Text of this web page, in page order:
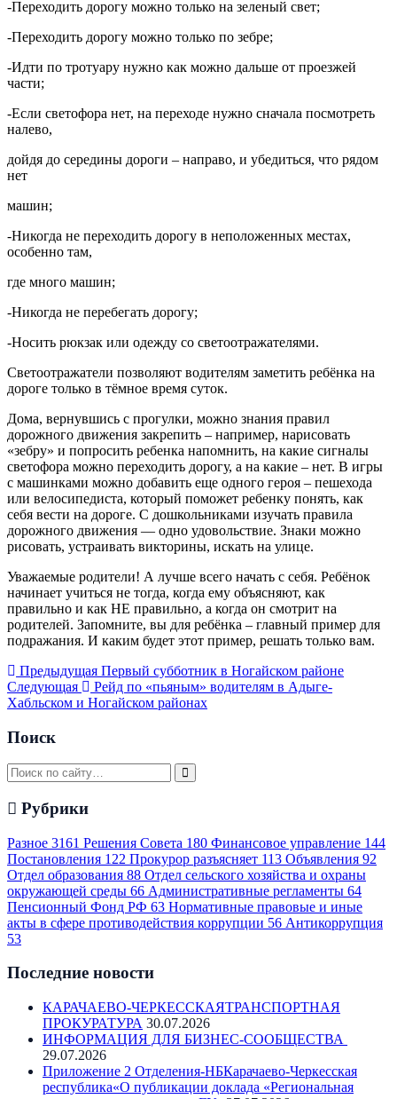
-Переходить дорогу можно только на зеленый свет;
-Переходить дорогу можно только по зебре;
-Идти по тротуару нужно как можно дальше от проезжей
части;
-Если светофора нет, на переходе нужно сначала посмотреть
налево,
дойдя до середины дороги – направо, и убедиться, что рядом
нет
машин;
-Никогда не переходить дорогу в неположенных местах,
особенно там,
где много машин;
-Никогда не перебегать дорогу;
-Носить рюкзак или одежду со светоотражателями.
Светоотражатели позволяют водителям заметить ребёнка на
дороге только в тёмное время суток.
Дома, вернувшись с прогулки, можно знания правил
дорожного движения закрепить – например, нарисовать
«зебру» и попросить ребенка напомнить, на какие сигналы
светофора можно переходить дорогу, а на какие – нет. В игры
с машинками можно добавить еще одного героя – пешехода
или велосипедиста, который поможет ребенку понять, как
себя вести на дороге. С дошкольниками изучать правила
дорожного движения — одно удовольствие. Знаки можно
рисовать, устраивать викторины, искать на улице.
Уважаемые родители! А лучше всего начать с себя. Ребёнок
начинает учиться не тогда, когда ему объясняют, как
правильно и как НЕ правильно, а когда он смотрит на
родителей. Запомните, вы для ребёнка – главный пример для
подражания. И каким будет этот пример, решать только вам.
Предыдущая Первый субботник в Ногайском районе
Следующая
Рейд по «пьяным» водителям в Адыге-
Хабльском и Ногайском районах
Поиск
Рубрики
Разное 3161 Решения Совета 180 Финансовое управление 144
Постановления 122 Прокурор разъясняет 113 Объявления 92
Отдел образования 88 Отдел сельского хозяйства и охраны
окружающей среды 66 Административные регламенты 64
Пенсионный Фонд РФ 63 Нормативные правовые и иные
акты в сфере противодействия коррупции 56 Антикоррупция
53
Последние новости
КАРАЧАЕВО-ЧЕРКЕССКАЯТРАНСПОРТНАЯ
ПРОКУРАТУРА 30.07.2026
ИНФОРМАЦИЯ ДЛЯ БИЗНЕС-СООБЩЕСТВА
29.07.2026
Приложение 2 Отделения-НБКарачаево-Черкесская
республика«О публикации доклада «Региональная